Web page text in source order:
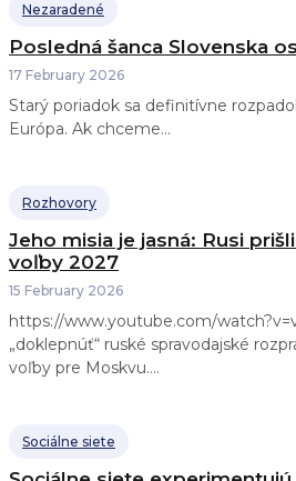
Nezaradené
Posledná šanca Slovenska
17 February 2026
Starý poriadok sa definitívne
Európa. Ak chceme...
Rozhovory
Jeho misia je jasná: Rusi
voľby 2027
15 February 2026
https://www.youtube.com/
„doklepnúť“ ruské spravodajské
voľby pre Moskvu....
Sociálne siete